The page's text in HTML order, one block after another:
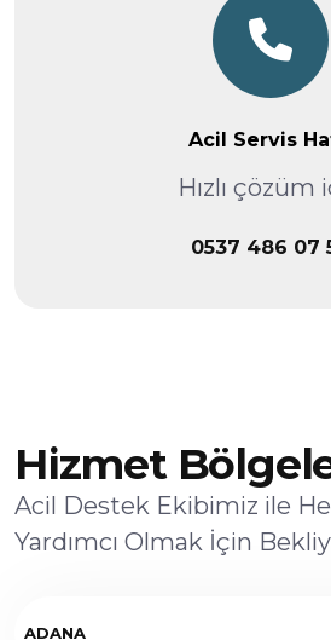
Acil Servis
Hızlı çözüm
0537 486 07
Hizmet
Acil Destek Ekibimiz ile
Yardımcı Olmak İçin
ADANA